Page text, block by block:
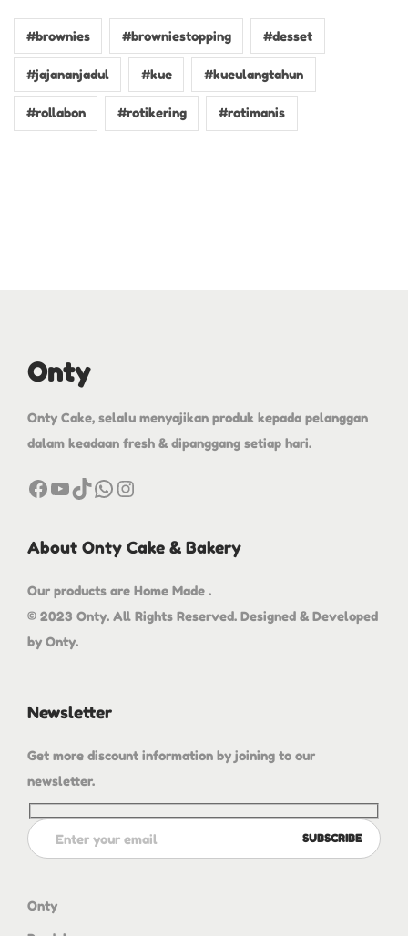
#brownies #browniestopping #desset
#jajananjadul #kue #kueulangtahun
#rollabon #rotikering #rotimanis
Onty
Onty Cake, selalu menyajikan produk kepada pelanggan
dalam keadaan fresh & dipanggang setiap hari.
About Onty Cake & Bakery
Our products are Home Made .
© 2023 Onty. All Rights Reserved. Designed & Developed
by Onty.
Newsletter
Get more discount information by joining to our
newsletter.
Onty